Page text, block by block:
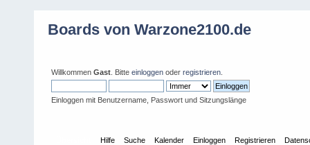
Boards von Warzone2100.de
Willkommen Gast . Bitte einloggen oder registrieren
Einloggen mit Benutzername, Passwort und Sitzungslänge
Hilfe Suche Kalender Einloggen Registrieren